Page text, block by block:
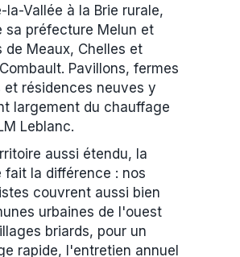
la-Vallée à la Brie rurale,
sa préfecture Melun et
de Meaux, Chelles et
Pavillons, fermes
et résidences neuves y
largement du chauffage
Leblanc.
aussi étendu, la
fait la différence : nos
couvrent aussi bien
urbaines de l'ouest
briards, pour un
rapide, l'entretien annuel